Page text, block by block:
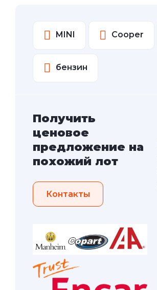
MINI Cooper
бензин
Получить
ценовое
предложение на
похожий лот
Контакты